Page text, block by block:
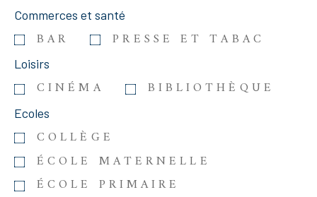
Commerces et santé
BAR PRESSE ET TABAC
Loisirs
CINÉMA BIBLIOTHÈQUE
Ecoles
COLLÈGE
ÉCOLE MATERNELLE
ÉCOLE PRIMAIRE